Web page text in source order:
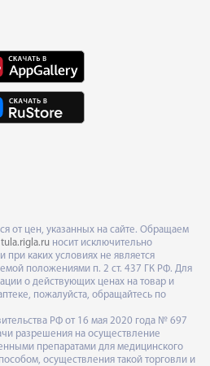
от цен, указанных на сайте. Обращаем
tula.rigla.ru носит исключительно
каких условиях не является
положениями п. 2 ст. 437 ГК РФ. Для
о действующих ценах на товар и
пожалуйста, обращайтесь по
РФ от 16 мая 2020 года № 697
разрешения на осуществление
препаратами для медицинского
осуществления такой торговли и